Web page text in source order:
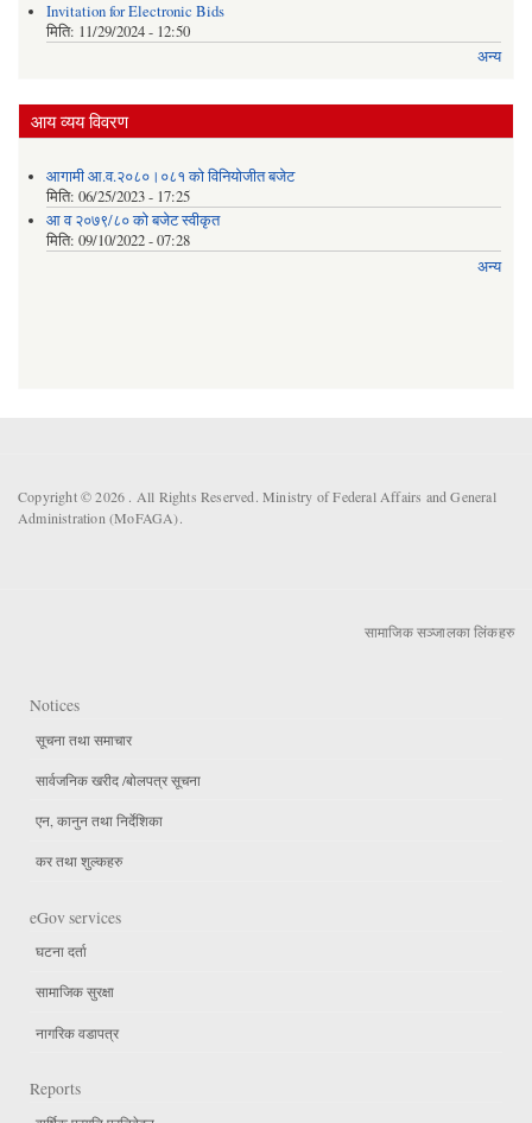
Invitation for Electronic Bids
मिति: 11/29/2024 - 12:50
अन्य
आय व्यय विवरण
आगामी आ.व.२०८०।०८१ को विनियोजीत बजेट
मिति: 06/25/2023 - 17:25
आ व २०७९/८० को बजेट स्वीकृत
मिति: 09/10/2022 - 07:28
अन्य
Copyright © 2026 . All Rights Reserved. Ministry of Federal Affairs and General
Administration (MoFAGA).
सामाजिक सञ्जालका लिंकहरु
Notices
सूचना तथा समाचार
सार्वजनिक खरीद /बोलपत्र सूचना
एन, कानुन तथा निर्देशिका
कर तथा शुल्कहरु
eGov services
घटना दर्ता
सामाजिक सुरक्षा
नागरिक वडापत्र
Reports